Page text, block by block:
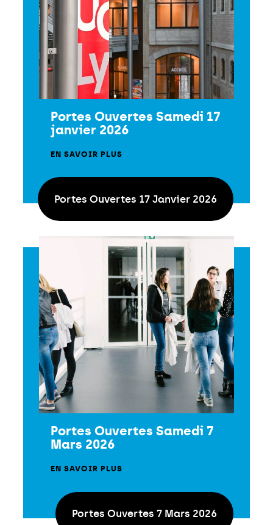
Portes Ouvertes Samedi 17
janvier 2026
EN SAVOIR PLUS
Portes Ouvertes 17 Janvier 2026
Portes Ouvertes Samedi 7
Mars 2026
EN SAVOIR PLUS
Portes Ouvertes 7 Mars 2026